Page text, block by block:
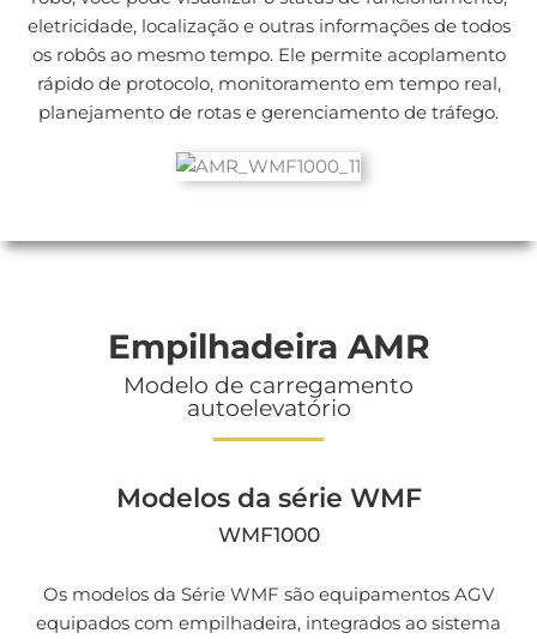
eletricidade, localização e outras informações de todos
os robôs ao mesmo tempo. Ele permite acoplamento
rápido de protocolo, monitoramento em tempo real,
planejamento de rotas e gerenciamento de tráfego.
Empilhadeira AMR
Modelo de carregamento
autoelevatório
Modelos da série WMF
WMF1000
Os modelos da Série WMF são equipamentos AGV
equipados com empilhadeira, integrados ao sistema